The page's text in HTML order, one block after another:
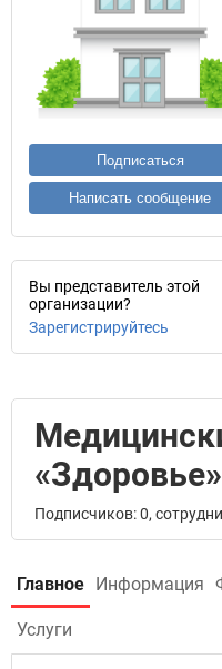
Подписаться
Написать сообщение
Вы представитель этой
организации?
Зарегистрируйтесь
«Здоровье»
Подписчиков: 0,
Главное Информация
Услуги